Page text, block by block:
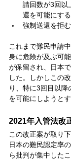
請回数が3回以
還を可能にする
強制送還を拒
これまで難民申請
身に危険が及ぶ可
が保留され、日本
した。しかしこの
り、特に3回目以
を可能にしようと
2021年入管法改
この改正案が取り
日本の難民認定率
ら批判が集中した